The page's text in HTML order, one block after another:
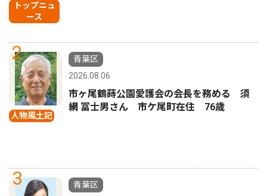
トップニュ
ース
2
人物風土記
青葉区
2026.08.06
市ヶ尾鶴蒔公園愛護会の会長を務める 須
網 冨士男さん 市ケ尾町在住 76歳
3
青葉区